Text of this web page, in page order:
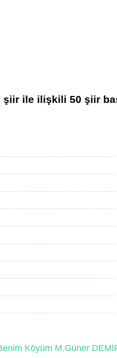
şiir ile ilişkili50 şiir
Köyüm M.Güner